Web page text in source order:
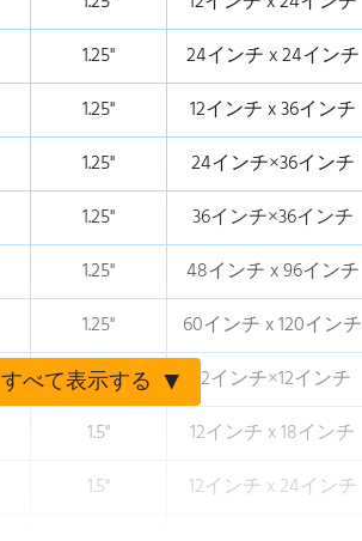
1.25" 24インチ x 24インチ
1.25" 12インチ x 36インチ
1.25" 24インチ×36インチ
1.25" 36インチ×36インチ
1.25" 48インチ x 96インチ
1.25" 60インチ x 120インチ
1.5" 12インチ×12インチ
1.5" 12インチ x 18インチ
1.5" 12インチ x 24インチ
すべて表示する